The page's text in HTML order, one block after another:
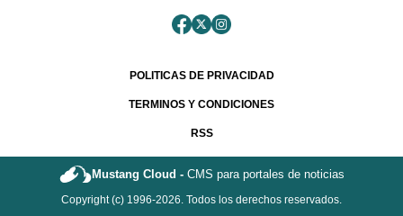
POLITICAS DE PRIVACIDAD
TERMINOS Y CONDICIONES
RSS
Mustang Cloud -CMS para portales de noticias
Copyright (c) 1996-2026. Todos los derechos reservados.